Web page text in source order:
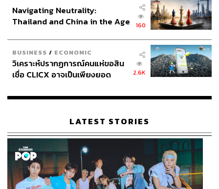
Navigating Neutrality:
Thailand and China in the Age
160
BUSINESS / ECONOMIC
วิเคราะห์ปรากฏการณ์คนแห่ขอสิน
เชื่อ CLICX อาจเป็นเพียงยอด
เรือนไทยที่ถูกซุกไว้
2.6K
LATEST STORIES